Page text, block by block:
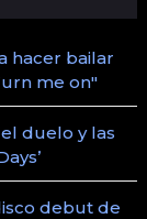
hacer bailar
me on"
duelo y las
debut de